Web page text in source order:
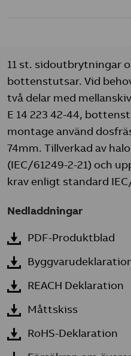
11 st. sidoutbrytningar
bottenstutsar. Vid
två delar med
E 14 223 42-44,
montage använd
74mm. Tillverkad av
(IEC/61249-2-21) och
krav enligt standard
Nedladdningar
PDF-Produktblad
REACH Deklaration
Måttskiss
RoHS-Deklaration